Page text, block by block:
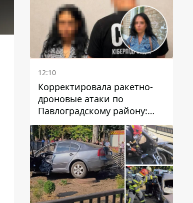
12:10
Корректировала ракетно-
дроновые атаки по
Павлоградскому району:
задержали вражескую
агентку